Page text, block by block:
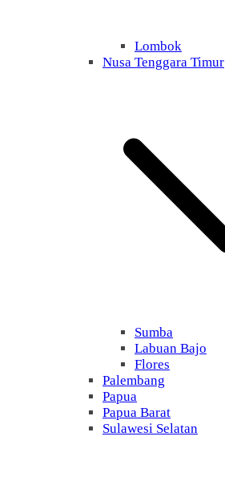
Lombok
Nusa Tenggara Timur
Sumba
Labuan Bajo
Flores
Palembang
Papua
Papua Barat
Sulawesi Selatan